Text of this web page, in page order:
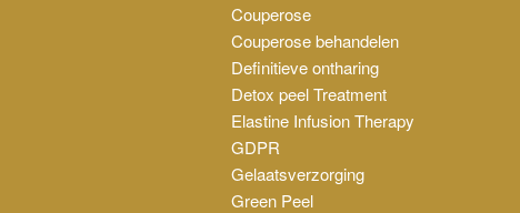
Couperose
Couperose behandelen
Definitieve ontharing
Detox peel Treatment
Elastine Infusion Therapy
GDPR
Gelaatsverzorging
Green Peel